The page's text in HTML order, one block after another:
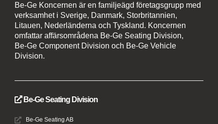
Be-Ge Koncernen är en familjeägd företagsgrupp med
verksamhet i Sverige, Danmark, Storbritannien,
Litauen, Nederländerna och Tyskland. Koncernen
omfattar affärsområdena Be-Ge Seating Division,
Be-Ge Component Division och Be-Ge Vehicle
Division.
Be-Ge Seating Division
Be-Ge Seating AB